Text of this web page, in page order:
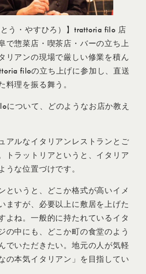
とう・やすひろ）】trattoria filo 店
で惣菜店・喫茶店・バーの立ち上
リアンの現場で厳しい修業を積ん
filoの立ち上げに参加し、直送
料理を振る舞う。
について、どのようなお店か教え
アルなイタリアンレストランとご
トラットリアというと、イタリア
うな位置づけです。
というと、どこか格式が高いイメ
ますが、必要以上に敷居を上げた
よね。一般的に持たれているイタ
の中にも、どこか町の食堂のよう
でいただきたい。地元の人が気軽
の本気イタリアン」を目指してい